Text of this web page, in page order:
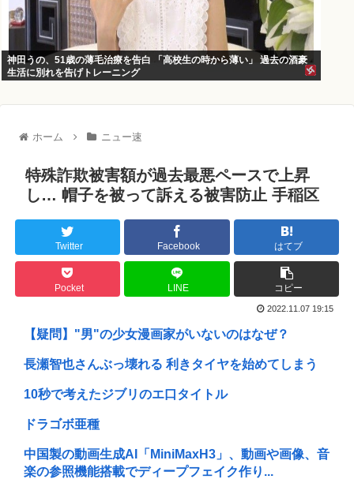
神田うの、51歳の薄毛治療を告白 「高校生の時から薄い」 過去の酒豪
生活に別れを告げトレーニング
ホーム ニュー速
特殊詐欺被害額が過去最悪ペースで上昇
し… 帽子を被って訴える被害防止 手稲区
Twitter Facebook はてブ
Pocket LINE コピー
2022.11.07 19:15
【疑問】"男"の少女漫画家がいないのはなぜ？
長瀬智也さんぶっ壊れる 利きタイヤを始めてしまう
10秒で考えたジブリのエ口タイトル
ドラゴボ亜種
中国製の動画生成AI「MiniMaxH3」、動画や画像、音
楽の参照機能搭載でディープフェイク作り...